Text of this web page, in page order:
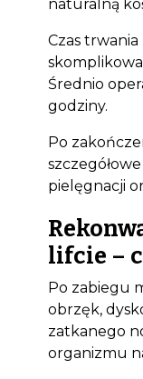
naturalną
Czas
Średnio
godziny.
Po
pielęgnacji
lifcie –
Po zabiegu
obrzęk,
zatkanego
organizmu